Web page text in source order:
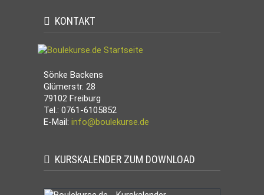
KONTAKT
Sönke Backens
Glümerstr. 28
79102 Freiburg
Tel.: 0761-6105852
E-Mail: info@boulekurse.de
KURSKALENDER ZUM DOWNLOAD